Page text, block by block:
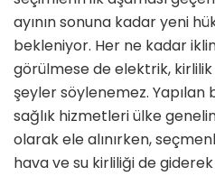
ayının sonuna kadar yeni
bekleniyor. Her ne kadar
görülmese de elektrik,
şeyler söylenemez. Yapılan
sağlık hizmetleri ülke
olarak ele alınırken,
hava ve su kirliliği de